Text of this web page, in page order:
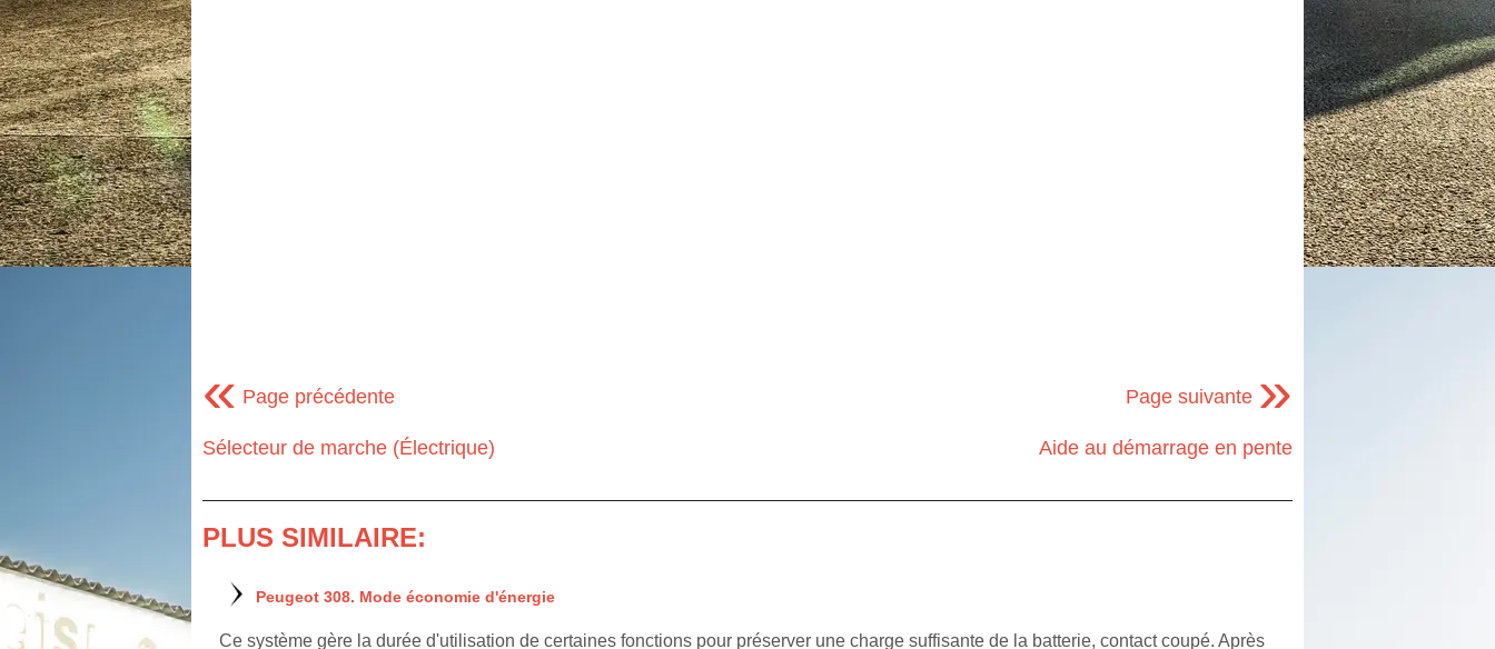
« Page précédente
Sélecteur de marche (Électrique)
Page suivante »
Aide au démarrage en pente
PLUS SIMILAIRE:
Peugeot 308. Mode économie d'énergie
Ce système gère la durée d'utilisation de certaines fonctions pour préserver une charge suffisante de la batterie, contact coupé. Après